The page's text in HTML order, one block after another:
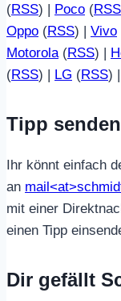
(RSS) | Poco (RSS
Oppo (RSS) | Vivo
Motorola (RSS) |
(RSS) | LG (RSS) |
Tipp
Ihr könnt einfach
an
mit einer
einen Tipp
Dir gefällt